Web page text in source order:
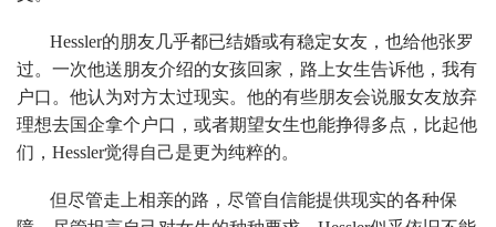
Hessler的朋友几乎都已结婚或有稳定女友，也给他张罗
过。一次他送朋友介绍的女孩回家，路上女生告诉他，我有
户口。他认为对方太过现实。他的有些朋友会说服女友放弃
理想去国企拿个户口，或者期望女生也能挣得多点，比起他
们，Hessler觉得自己是更为纯粹的。
但尽管走上相亲的路，尽管自信能提供现实的各种保